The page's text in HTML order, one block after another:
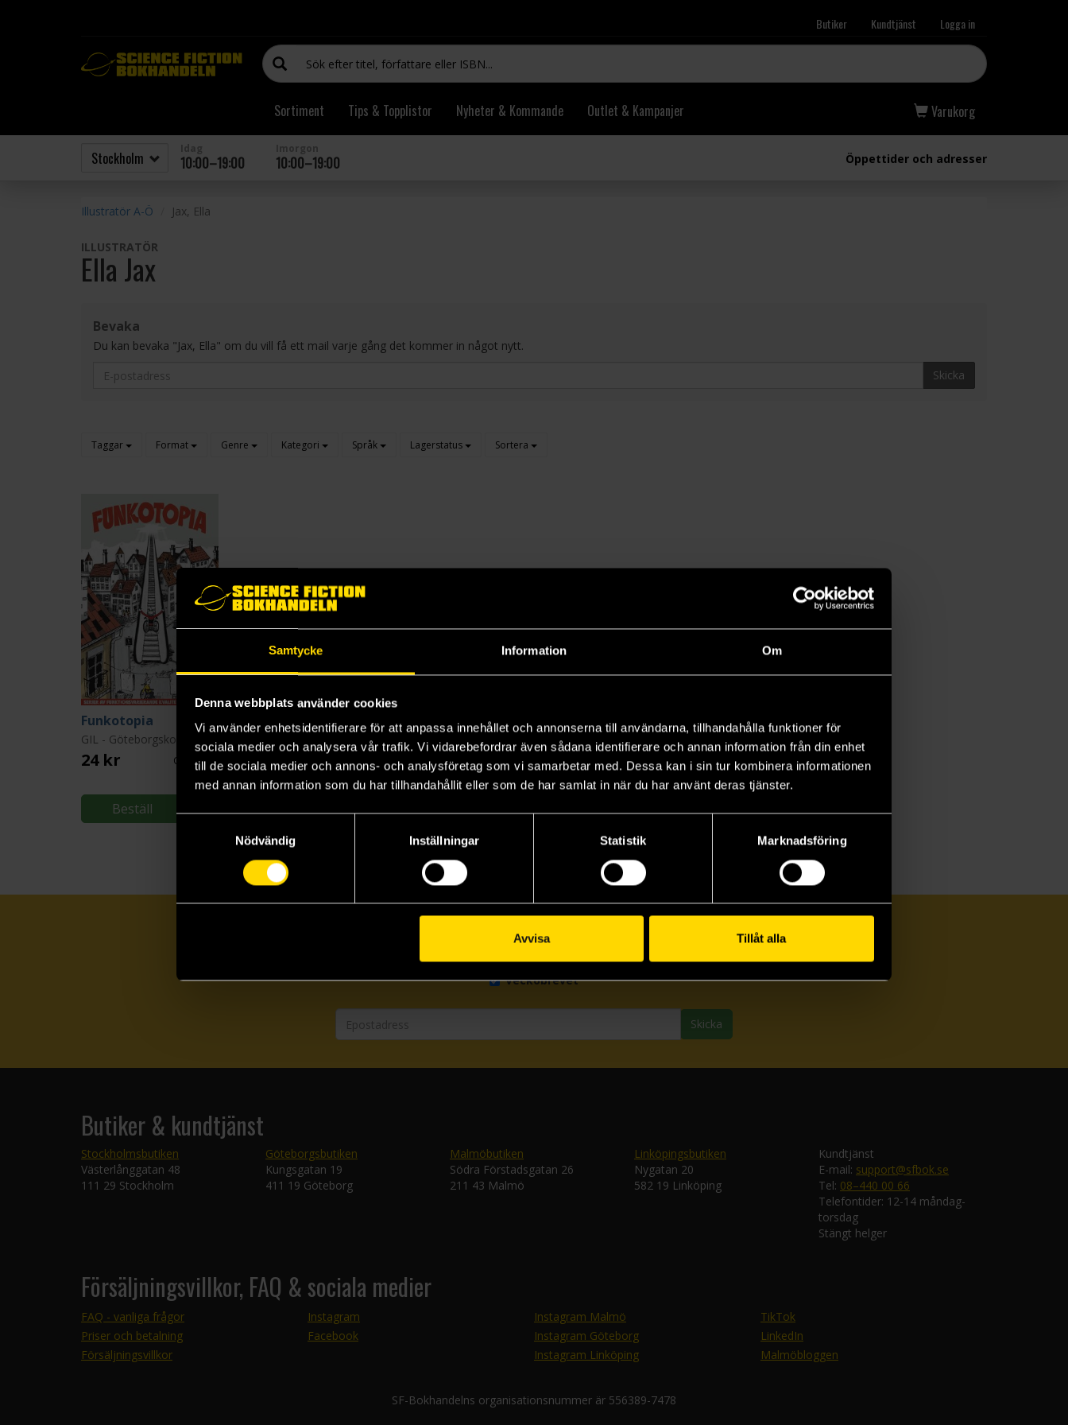
Samtycke Information Om
Denna webbplats använder cookies
Vi använder enhetsidentifierare för att anpassa innehållet och annonserna till användarna, tillhandahålla funktioner för
sociala medier och analysera vår trafik. Vi vidarebefordrar även sådana identifierare och annan information från din enhet
till de sociala medier och annons- och analysföretag som vi samarbetar med. Dessa kan i sin tur kombinera informationen
med annan information som du har tillhandahållit eller som de har samlat in när du har använt deras tjänster.
Samtyckesval
Nödvändig
Inställningar Statistik Marknadsföring
Avvisa Tillåt alla
Butiker Kundtjänst Logga in
Sortiment Tips & Topplistor Nyheter & Kommande Outlet & Kampanjer Varukorg
10:00–19:00 10:00–19:00 Öppettider och adresser
Illustratör A-Ö Jax, Ella
ILLUSTRATÖR
Ella Jax
Bevaka
Du kan bevaka "Jax, Ella" om du vill få ett mail varje gång det kommer in något nytt.
Skicka
Taggar Format Genre Kategori Språk Lagerstatus Sortera
Funkotopia
24 kr Ord.99 kr
Beställ
Prenumerera på vårt nyhetsbrev
Veckobrevet
Skicka
Butiker & kundtjänst
Stockholmsbutiken
Västerlånggatan 48
111 29 Stockholm
Göteborgsbutiken
Kungsgatan 19
411 19 Göteborg
Malmöbutiken
Södra Förstadsgatan 26
211 43 Malmö
Linköpingsbutiken
Nygatan 20
582 19 Linköping
Kundtjänst
E-mail: support@sfbok.se
Tel: 08–440 00 66
Telefontider: 12-14 måndag-
torsdag
Stängt helger
Försäljningsvillkor, FAQ & sociala medier
FAQ - vanliga frågor
Priser och betalning
Försäljningsvillkor
Instagram
Facebook
Instagram Malmö
Instagram Göteborg
Instagram Linköping
TikTok
LinkedIn
Malmöbloggen
SF-Bokhandelns organisationsnummer är 556389-7478